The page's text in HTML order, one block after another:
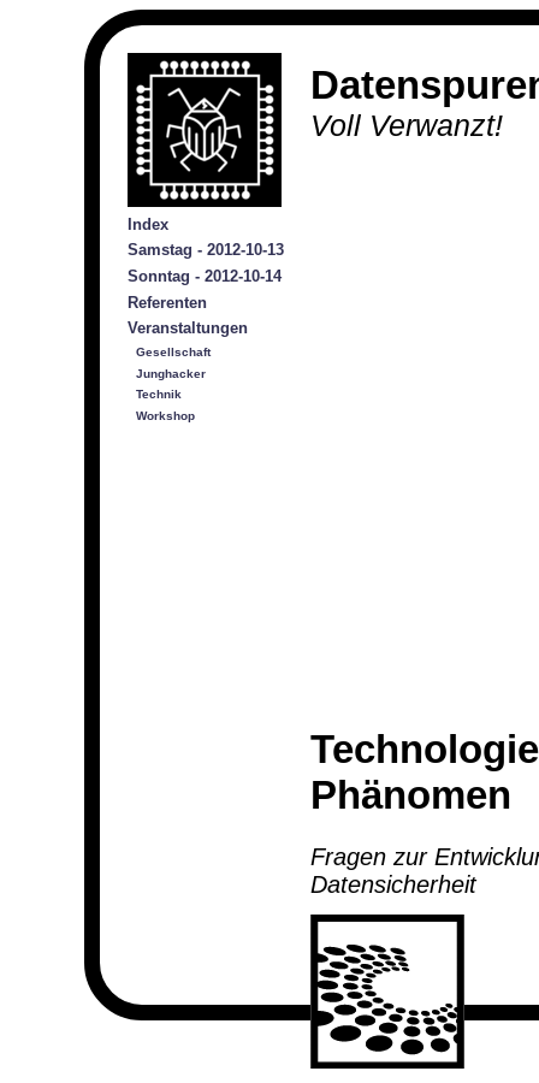
Index
Samstag - 2012-10-13
Sonntag - 2012-10-14
Referenten
Veranstaltungen
Gesellschaft
Junghacker
Technik
Workshop
Voll Verwanzt!
Phänomen
Fragen zur
Datensicherheit